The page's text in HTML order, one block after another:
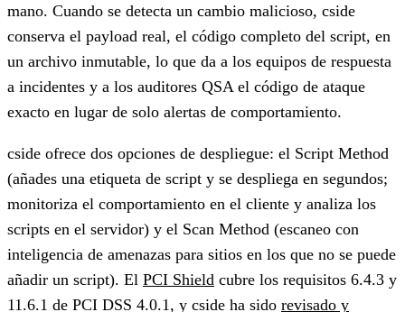
mano. Cuando se detecta un cambio malicioso, cside
conserva el payload real, el código completo del script, en
un archivo inmutable, lo que da a los equipos de respuesta
a incidentes y a los auditores QSA el código de ataque
exacto en lugar de solo alertas de comportamiento.
cside ofrece dos opciones de despliegue: el Script Method
(añades una etiqueta de script y se despliega en segundos;
monitoriza el comportamiento en el cliente y analiza los
scripts en el servidor) y el Scan Method (escaneo con
inteligencia de amenazas para sitios en los que no se puede
añadir un script). El PCI Shield cubre los requisitos 6.4.3 y
11.6.1 de PCI DSS 4.0.1, y cside ha sido revisado y